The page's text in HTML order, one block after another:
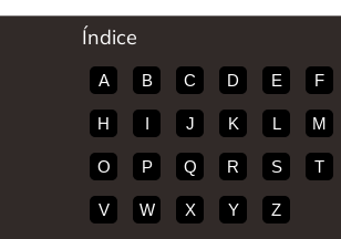
Índice
A B C D E F
H I J K L M
O P Q R S T
V W X Y Z